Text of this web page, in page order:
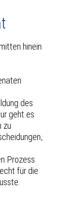
hinein
des
geht es
zu
Prozess
für die